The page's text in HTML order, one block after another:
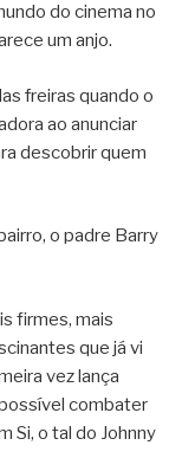
do cinema no
um anjo.
freiras quando o
ao anunciar
descobrir quem
o padre Barry
firmes, mais
que já vi
vez lança
combater
Si, o tal do Johnny